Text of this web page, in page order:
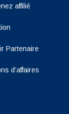
affilié
Partenaire
d’affaires